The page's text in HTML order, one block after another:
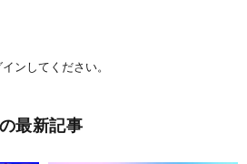
イン してください。
最新記事